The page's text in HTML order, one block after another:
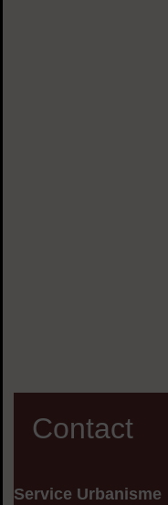
Contact
Service Urbanisme